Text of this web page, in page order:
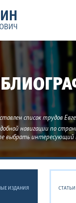
список трудов
навигации по
выбрать интересующий
ИЗДАНИЯ